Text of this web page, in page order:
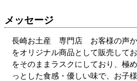
メッセージ
長崎お土産 専門店 お客様の声か
をオリジナル商品として販売して
をそのままラスクにしており、極
っとした食感・優しい味で、お子